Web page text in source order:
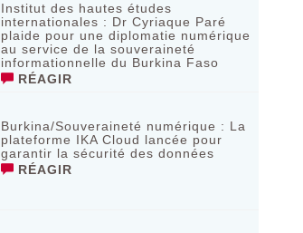
Institut des hautes études
internationales : Dr Cyriaque Paré
plaide pour une diplomatie numérique
au service de la souveraineté
informationnelle du Burkina Faso
RÉAGIR
Burkina/Souveraineté numérique : La
plateforme IKA Cloud lancée pour
garantir la sécurité des données
RÉAGIR